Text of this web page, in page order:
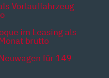
Vorlauffahrzeug
im Leasing als
brutto
für 149